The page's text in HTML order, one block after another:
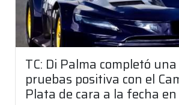
TC: Di Palma completó
pruebas positiva con el
Plata de cara a la fecha